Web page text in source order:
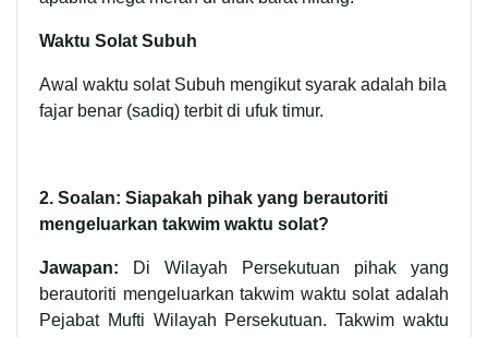
Waktu Solat Subuh
Awal waktu solat Subuh mengikut syarak adalah bila
fajar benar (sadiq) terbit di ufuk timur.
2. Soalan: Siapakah pihak yang berautoriti
mengeluarkan takwim waktu solat?
Jawapan: Di Wilayah Persekutuan pihak yang
berautoriti mengeluarkan takwim waktu solat adalah
Pejabat Mufti Wilayah Persekutuan. Takwim waktu